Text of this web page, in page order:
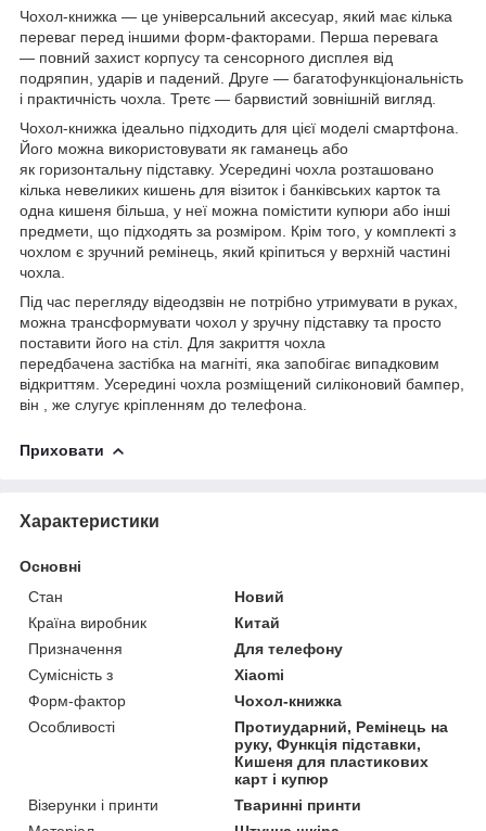
Чохол-книжка — це універсальний аксесуар, який має кілька
переваг перед іншими форм-факторами. Перша перевага
— повний захист корпусу та сенсорного дисплея від
подряпин, ударів и падений. Друге — багатофункціональність
і практичність чохла. Третє — барвистий зовнішній вигляд.
Чохол-книжка ідеально підходить для цієї моделі смартфона.
Його можна використовувати як гаманець або
як горизонтальну підставку. Усередині чохла розташовано
кілька невеликих кишень для візиток і банківських карток та
одна кишеня більша, у неї можна помістити купюри або інші
предмети, що підходять за розміром. Крім того, у комплекті з
чохлом є зручний ремінець, який кріпиться у верхній частині
чохла.
Під час перегляду відеодзвін не потрібно утримувати в руках,
можна трансформувати чохол у зручну підставку та просто
поставити його на стіл. Для закриття чохла
передбачена застібка на магніті, яка запобігає випадковим
відкриттям. Усередині чохла розміщений силіконовий бампер,
він , же слугує кріпленням до телефона.
Приховати
Характеристики
Основні
Стан
Новий
Країна виробник
Китай
Призначення
Для телефону
Сумісність з
Xiaomi
Форм-фактор
Чохол-книжка
Особливості
Протиударний, Ремінець на
руку, Функція підставки,
Кишеня для пластикових
карт і купюр
Візерунки і принти
Тваринні принти